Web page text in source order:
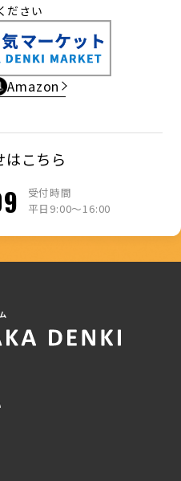
ださい
Amazon
はこちら
受付時間
平日9:00〜16:00